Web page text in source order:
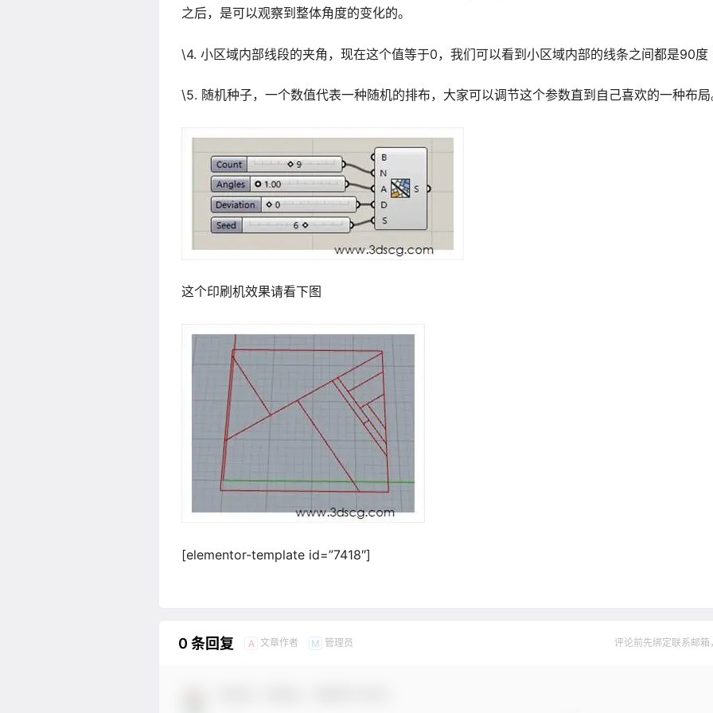
之后，是可以观察到整体角度的变化的。
\4. 小区域内部线段的夹角，现在这个值等于0，我们可以看到小区域内部的线条之间都是90度
\5. 随机种子，一个数值代表一种随机的排布，大家可以调节这个参数直到自己喜欢的一种布
这个印刷机效果请看下图
[elementor-template id=”7418″]
0 条回复 A 文章作者 M 管理员 评论前先绑定联系邮